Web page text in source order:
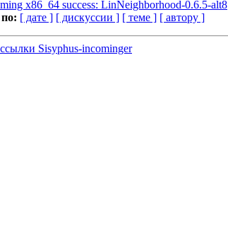
x86_64 success: LinNeighborhood-0.6.5-alt8
[ дате ] [ дискуссии ] [ теме ] [ автору ]
Sisyphus-incominger